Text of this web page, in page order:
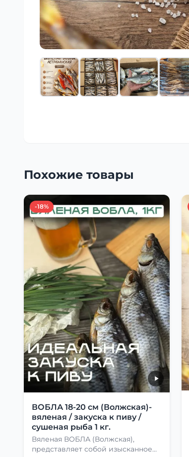
Похожие товары
-18%
ВОБЛА 18-20 см (Волжская)-
вяленая / закуска к пиву /
сушеная рыба 1 кг.
Вяленая ВОБЛА (Волжская),
представляет собой изысканное